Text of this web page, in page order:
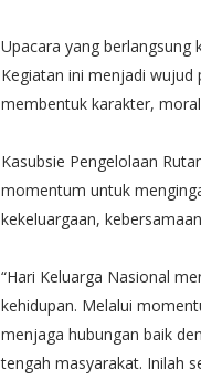
Upacara yang berlangsung
Kegiatan ini menjadi
membentuk karakter,
Kasubsie Pengelolaan
momentum untuk
kekeluargaan,
“Hari Keluarga Nasional
kehidupan. Melalui
menjaga hubungan baik
tengah masyarakat. Inilah